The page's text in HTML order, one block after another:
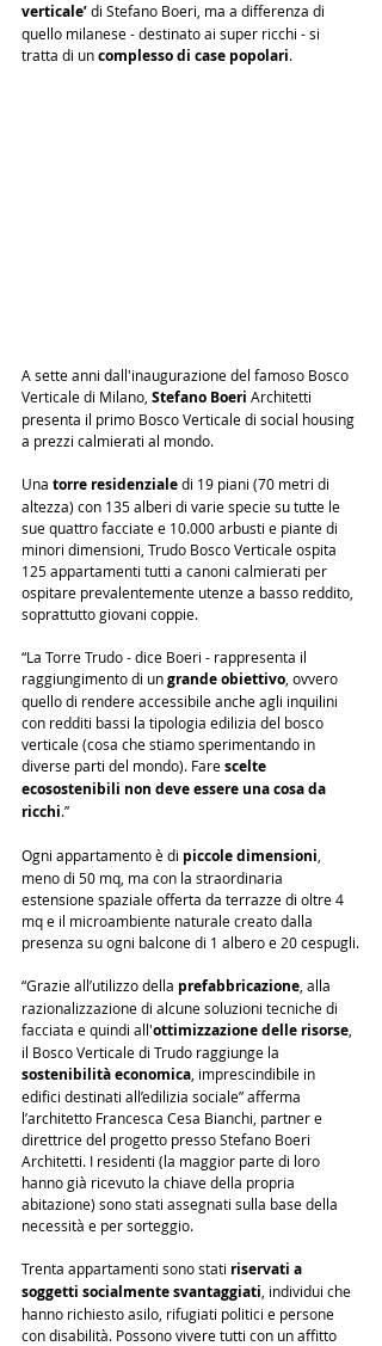
verticale’ di Stefano Boeri, ma a differenza di
quello milanese - destinato ai super ricchi - si
tratta di un complesso di case popolari.
A sette anni dall'inaugurazione del famoso Bosco
Verticale di Milano, Stefano Boeri Architetti
presenta il primo Bosco Verticale di social housing
a prezzi calmierati al mondo.
Una torre residenziale di 19 piani (70 metri di
altezza) con 135 alberi di varie specie su tutte le
sue quattro facciate e 10.000 arbusti e piante di
minori dimensioni, Trudo Bosco Verticale ospita
125 appartamenti tutti a canoni calmierati per
ospitare prevalentemente utenze a basso reddito,
soprattutto giovani coppie.
“La Torre Trudo - dice Boeri - rappresenta il
raggiungimento di un grande obiettivo , ovvero
quello di rendere accessibile anche agli inquilini
con redditi bassi la tipologia edilizia del bosco
verticale (cosa che stiamo sperimentando in
diverse parti del mondo). Fare scelte
ecosostenibili non deve essere una cosa da
ricchi.”
Ogni appartamento è di piccole dimensioni
meno di 50 mq, ma con la straordinaria
estensione spaziale offerta da terrazze di oltre 4
mq e il microambiente naturale creato dalla
presenza su ogni balcone di 1 albero e 20 cespugli.
“Grazie all’utilizzo della prefabbricazione , alla
razionalizzazione di alcune soluzioni tecniche di
facciata e quindi all'ottimizzazione delle risorse
il Bosco Verticale di Trudo raggiunge la
sostenibilità economica , imprescindibile in
edifici destinati all’edilizia sociale” afferma
l’architetto Francesca Cesa Bianchi, partner e
direttrice del progetto presso Stefano Boeri
Architetti. I residenti (la maggior parte di loro
hanno già ricevuto la chiave della propria
abitazione) sono stati assegnati sulla base della
necessità e per sorteggio.
Trenta appartamenti sono stati riservati a
soggetti socialmente svantaggiati , individui che
hanno richiesto asilo, rifugiati politici e persone
con disabilità. Possono vivere tutti con un affitto